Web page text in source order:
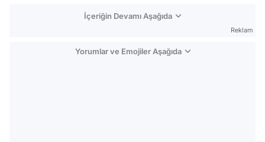
İçeriğin Devamı Aşağıda
Reklam
Yorumlar ve Emojiler Aşağıda